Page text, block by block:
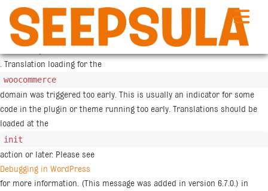
Notice
: Function _load_textdomain_just_in_time was called
. Translation loading for the
woocommerce
domain was triggered too early. This is usually an indicator for some
code in the plugin or theme running too early. Translations should be
loaded at the
init
action or later. Please see
Debugging in WordPress
for more information. (This message was added in version 6.7.0.) in
Siirry
sisältöön